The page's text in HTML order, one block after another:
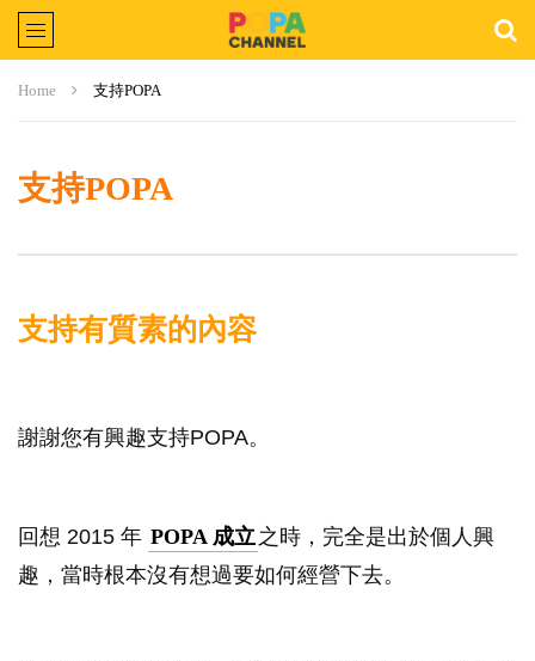
Home 支持POPA
支持POPA
支持有質素的內容
謝謝您有興趣支持POPA。
回想 2015 年 POPA 成立 之時，完全是出於個人興
趣，當時根本沒有想過要如何經營下去。